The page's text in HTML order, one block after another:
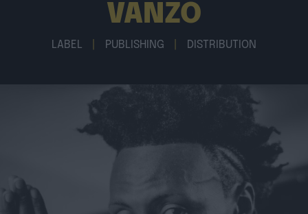
VANZO
LABEL PUBLISHING DISTRIBUTION